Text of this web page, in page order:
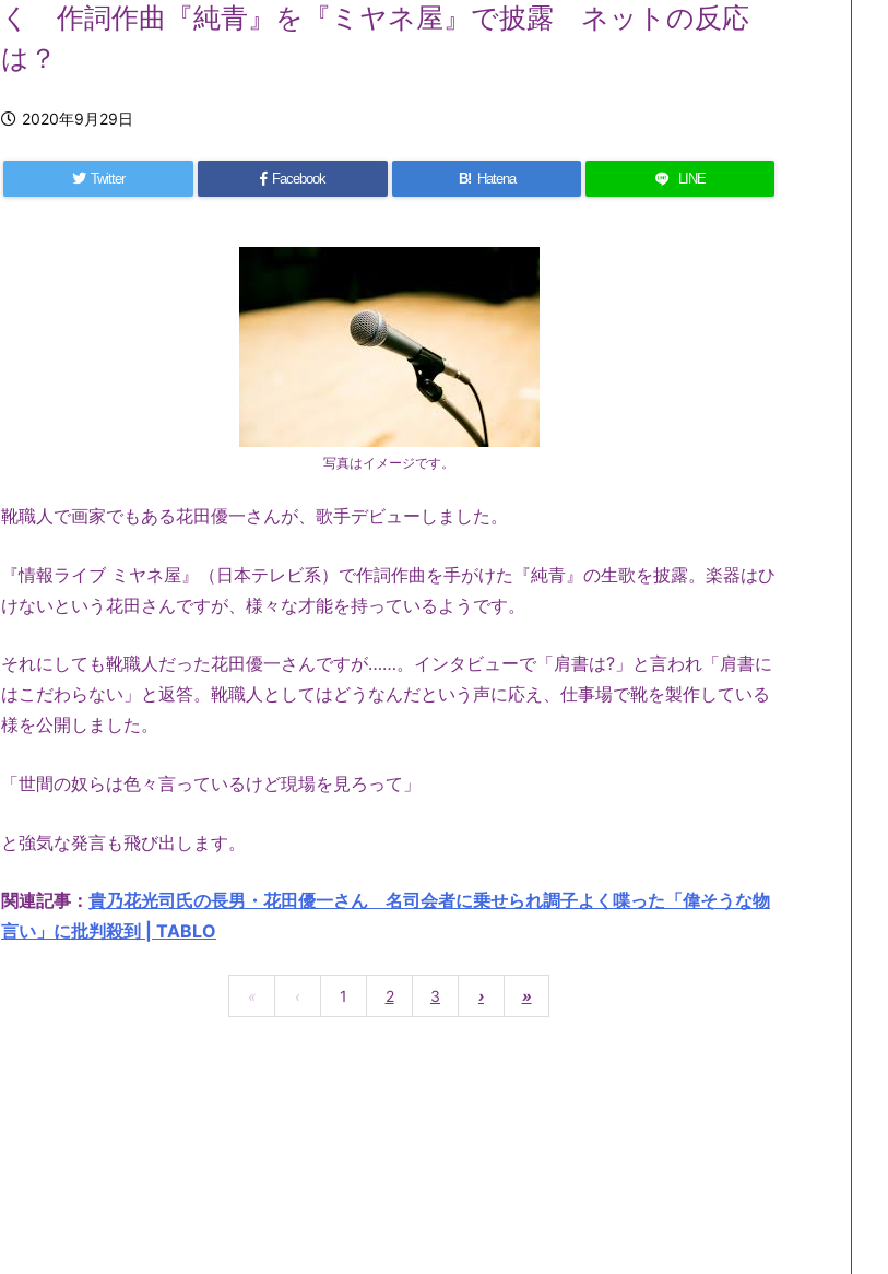
く 作詞作曲『純青』を『ミヤネ屋』で披露 ネットの反応
は？
2020年9月29日
Twitter Facebook B! Hatena LINE
写真はイメージです。
靴職人で画家でもある花田優一さんが、歌手デビューしました。
『情報ライブ ミヤネ屋』（日本テレビ系）で作詞作曲を手がけた『純青』の生歌を披露。楽器はひ
けないという花田さんですが、様々な才能を持っているようです。
それにしても靴職人だった花田優一さんですが……。インタビューで「肩書は?」と言われ「肩書に
はこだわらない」と返答。靴職人としてはどうなんだという声に応え、仕事場で靴を製作している
様を公開しました。
「世間の奴らは色々言っているけど現場を見ろって」
と強気な発言も飛び出します。
関連記事： 貴乃花光司氏の長男・花田優一さん 名司会者に乗せられ調子よく喋った「偉そうな物
言い」に批判殺到 | TABLO
« ‹ 1 2 3 › »